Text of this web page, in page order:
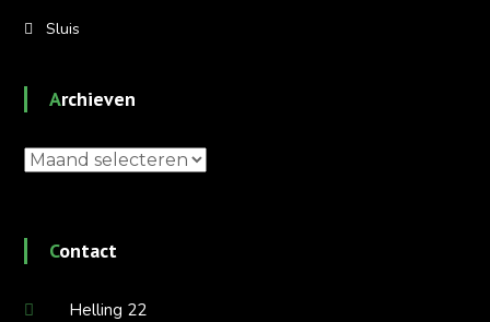
Sluis
Archieven
Archieven
Contact
Helling 22